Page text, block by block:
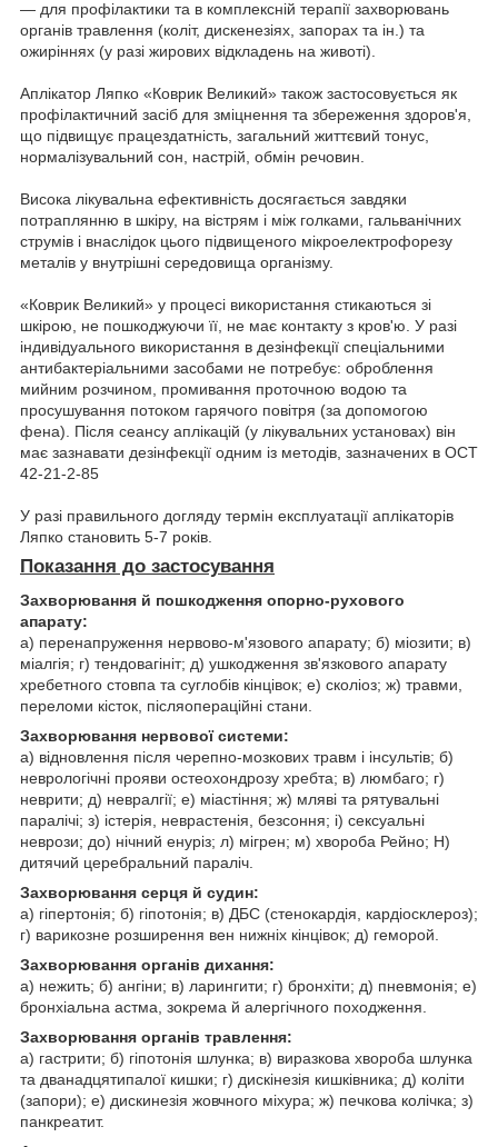
— для профілактики та в комплексній терапії захворювань
органів травлення (коліт, дискенезіях, запорах та ін.) та
ожиріннях (у разі жирових відкладень на животі).
Аплікатор Ляпко «Коврик Великий» також застосовується як
профілактичний засіб для зміцнення та збереження здоров'я,
що підвищує працездатність, загальний життєвий тонус,
нормалізувальний сон, настрій, обмін речовин.
Висока лікувальна ефективність досягається завдяки
потраплянню в шкіру, на вістрям і між голками, гальванічних
струмів і внаслідок цього підвищеного мікроелектрофорезу
металів у внутрішні середовища організму.
«Коврик Великий» у процесі використання стикаються зі
шкірою, не пошкоджуючи її, не має контакту з кров'ю. У разі
індивідуального використання в дезінфекції спеціальними
антибактеріальними засобами не потребує: оброблення
мийним розчином, промивання проточною водою та
просушування потоком гарячого повітря (за допомогою
фена). Після сеансу аплікацій (у лікувальних установах) він
має зазнавати дезінфекції одним із методів, зазначених в ОСТ
42-21-2-85
У разі правильного догляду термін експлуатації аплікаторів
Ляпко становить 5-7 років.
Показання до застосування
Захворювання й пошкодження опорно-рухового
апарату:
а) перенапруження нервово-м'язового апарату; б) міозити; в)
міалгія; г) тендовагініт; д) ушкодження зв'язкового апарату
хребетного стовпа та суглобів кінцівок; е) сколіоз; ж) травми,
переломи кісток, післяопераційні стани.
Захворювання нервової системи:
а) відновлення після черепно-мозкових травм і інсультів; б)
неврологічні прояви остеохондрозу хребта; в) люмбаго; г)
неврити; д) невралгії; е) міастіння; ж) мляві та рятувальні
паралічі; з) істерія, неврастенія, безсоння; і) сексуальні
неврози; до) нічний енуріз; л) мігрен; м) хвороба Рейно; Н)
дитячий церебральний параліч.
Захворювання серця й судин:
а) гіпертонія; б) гіпотонія; в) ДБС (стенокардія, кардіосклероз);
г) варикозне розширення вен нижніх кінцівок; д) геморой.
Захворювання органів дихання:
а) нежить; б) ангіни; в) ларингити; г) бронхіти; д) пневмонія; е)
бронхіальна астма, зокрема й алергічного походження.
Захворювання органів травлення:
а) гастрити; б) гіпотонія шлунка; в) виразкова хвороба шлунка
та дванадцятипалої кишки; г) дискінезія кишківника; д) коліти
(запори); е) дискинезія жовчного міхура; ж) печкова колічка; з)
панкреатит.